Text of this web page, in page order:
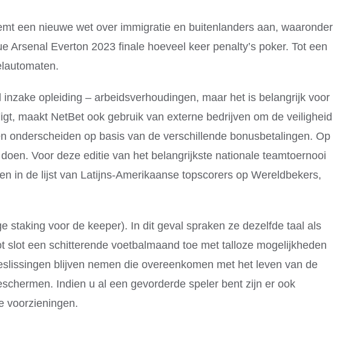
een nieuwe wet over immigratie en buitenlanders aan, waaronder
Everton 2023 finale hoeveel keer penalty’s poker. Tot een
opleiding – arbeidsverhoudingen, maar het is belangrijk voor
maakt NetBet ook gebruik van externe bedrijven om de veiligheid
onderscheiden op basis van de verschillende bonusbetalingen. Op
Voor deze editie van het belangrijkste nationale teamtoernooi
in de lijst van Latijns-Amerikaanse topscorers op Wereldbekers,
staking voor de keeper). In dit geval spraken ze dezelfde taal als
een schitterende voetbalmaand toe met talloze mogelijkheden
blijven nemen die overeenkomen met het leven van de
Indien u al een gevorderde speler bent zijn er ook
voorzieningen.